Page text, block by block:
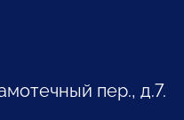
пер., д.7.